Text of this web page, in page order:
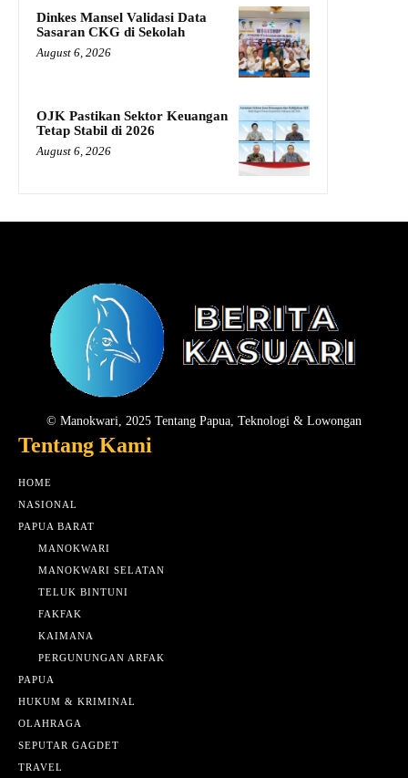
Dinkes Mansel Validasi Data
Sasaran CKG di Sekolah
August 6, 2026
OJK Pastikan Sektor Keuangan
Tetap Stabil di 2026
August 6, 2026
© Manokwari, 2025 Tentang Papua, Teknologi & Lowongan
Tentang Kami
HOME
NASIONAL
PAPUA BARAT
MANOKWARI
MANOKWARI SELATAN
TELUK BINTUNI
FAKFAK
KAIMANA
PERGUNUNGAN ARFAK
PAPUA
HUKUM & KRIMINAL
OLAHRAGA
SEPUTAR GAGDET
TRAVEL